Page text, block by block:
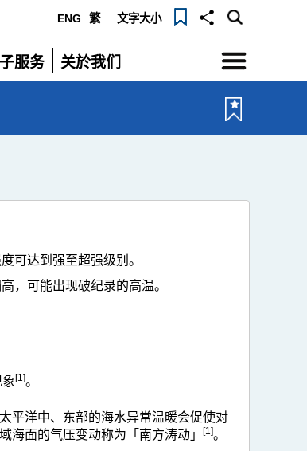
ENG 繁 文字大小
服务
关於我们
展
选
单
可达到强至超强级别。
，可能出现破纪录的高温。
[1]。
平洋中、东部的海水异常温暖会促使对
面的气压变动称为「南方涛动」
[1]。